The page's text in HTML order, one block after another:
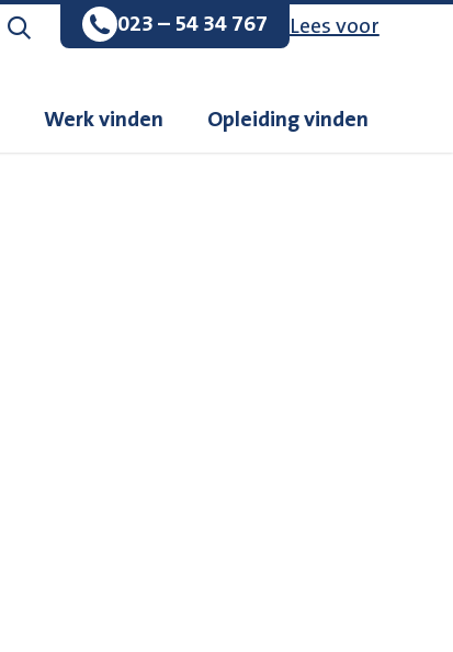
Zoeken op de website
023 – 54 34 767 Lees voor
Werk vinden Opleiding vinden